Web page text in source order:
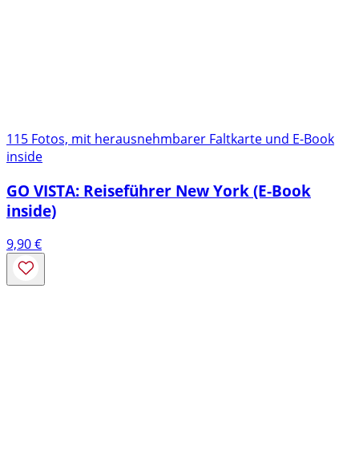
115 Fotos, mit herausnehmbarer Faltkarte und E-Book
inside
GO VISTA: Reiseführer New York (E-Book
inside)
9,90€